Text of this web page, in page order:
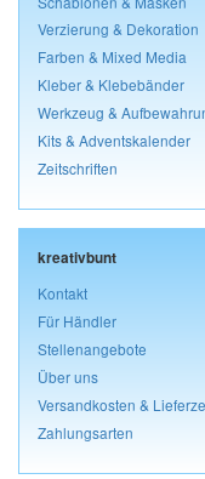
Verzierung & Dekoration
Farben & Mixed Media
Kleber & Klebebänder
Werkzeug &
Kits & Adventskalender
Zeitschriften
kreativbunt
Kontakt
Für Händler
Stellenangebote
Über uns
Versandkosten &
Zahlungsarten